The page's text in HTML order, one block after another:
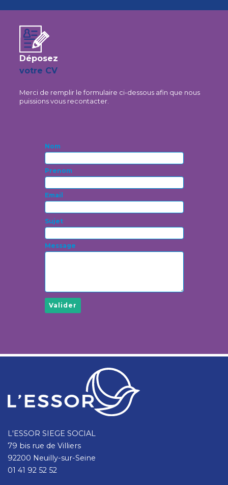
Déposez
votre CV
Merci de remplir le formulaire ci-dessous afin que nous
puissions vous recontacter.
Nom
Prenom
Email
Sujet
Message
Valider
L'ESSOR SIEGE SOCIAL
79 bis rue de Villiers
92200 Neuilly-sur-Seine
01 41 92 52 52